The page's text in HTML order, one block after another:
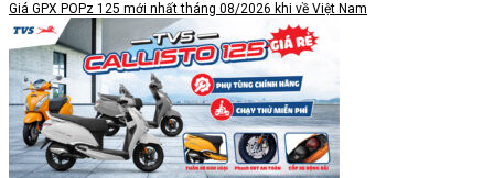
Giá GPX POPz 125 mới nhất tháng 08/2026 khi về Việt Nam